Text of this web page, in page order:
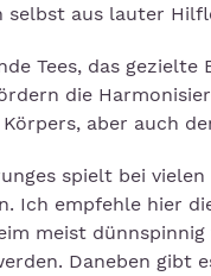
aus lauter
Tees, das
die
aber auch
spielt bei
Ich empfehle hier
meist
Daneben gibt